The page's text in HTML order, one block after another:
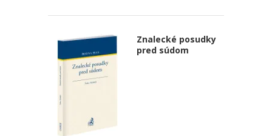
Znalecké posudky
pred súdom